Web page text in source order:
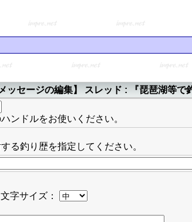
メッセージの編集】 スレッド : 『琵琶湖等で
ンドルをお使いください。
る釣り歴を指定してください。
文字サイズ：